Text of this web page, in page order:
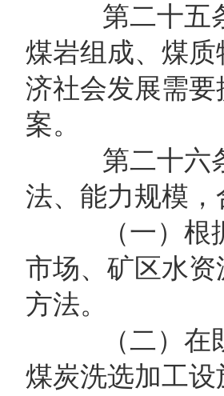
第二十五条
煤岩组成、煤
济社会发展需
案。
第二十六条
法、能力规模
（一）根据
市场、矿区水
方法。
（二）在既
煤炭洗选加工